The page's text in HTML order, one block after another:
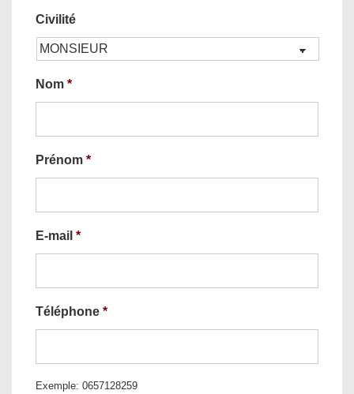
Civilité
Nom *
Prénom *
E-mail *
Téléphone *
Exemple: 0657128259